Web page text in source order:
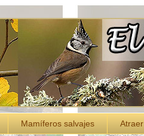
Mamíferos salvajes